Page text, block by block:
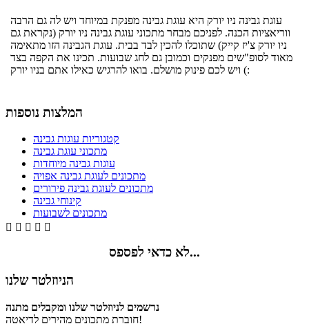
עוגת גבינה ניו יורק היא עוגת גבינה מפנקת במיוחד ויש לה גם הרבה
ווריאציות הכנה. לפניכם מבחר מתכוני עוגת גבינה ניו יורק (נקראת גם
ניו יורק צ'יז קייק) שתוכלו להכין לבד בבית. עוגת הגבינה הזו מתאימה
מאוד לסופ"שים מפנקים וכמובן גם לחג שבועות. תכינו את הקפה בצד
ויש לכם פינוק מושלם. בואו להרגיש כאילו אתם בניו יורק (:
המלצות נוספות
קטגוריות עוגות גבינה
מתכוני עוגת גבינה
עוגות גבינה מיוחדות
מתכונים לעוגת גבינה אפויה
מתכונים לעוגת גבינה פירורים
קינוחי גבינה
מתכונים לשבועות
    
לא כדאי לפספס...
הניוזלטר שלנו
נרשמים לניוזלטר שלנו ומקבלים מתנה
חוברת מתכונים מהירים לדיאטה!